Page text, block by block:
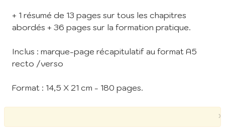
+ 1 résumé de 13 pages sur tous les chapitres
abordés + 36 pages sur la formation pratique.
Inclus : marque-page récapitulatif au format A5
recto /verso
Format : 14,5 X 21 cm - 180 pages.
×